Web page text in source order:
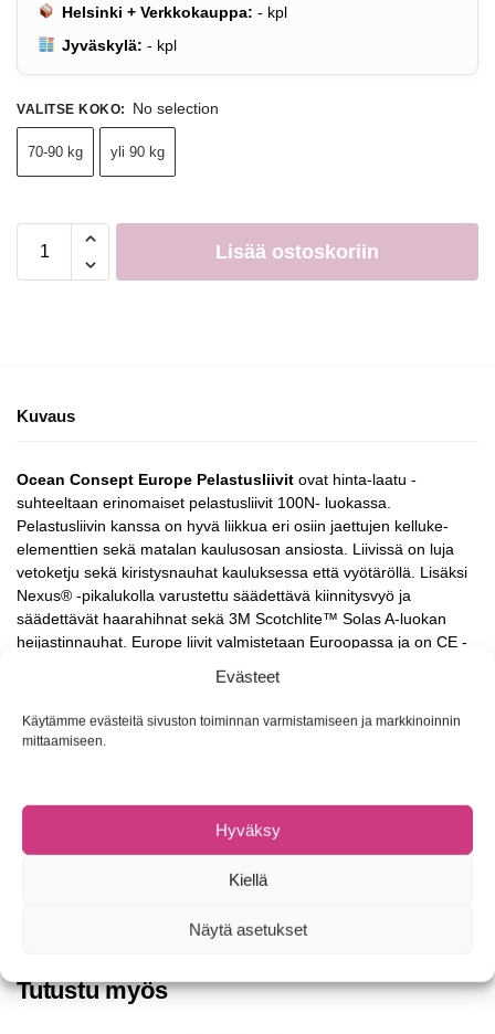
Evästeet
Käytämme evästeitä sivuston toiminnan varmistamiseen ja markkinoinnin
mittaamiseen.
Hyväksy
Kiellä
Näytä asetukset
Helsinki + Verkkokauppa: - kpl
Jyväskylä: - kpl
VALITSE KOKO: No selection
70-90 kg yli 90 kg
Lisää ostoskoriin
Kuvaus
Ocean Consept Europe Pelastusliivit ovat hinta-laatu -
suhteeltaan erinomaiset pelastusliivit 100N- luokassa.
Pelastusliivin kanssa on hyvä liikkua eri osiin jaettujen kelluke-
elementtien sekä matalan kaulusosan ansiosta. Liivissä on luja
vetoketju sekä kiristysnauhat kauluksessa että vyötäröllä. Lisäksi
Nexus® -pikalukolla varustettu säädettävä kiinnitysvyö ja
säädettävät haarahihnat sekä 3M Scotchlite™ Solas A-luokan
heijastinnauhat. Europe liivit valmistetaan Euroopassa ja on CE -
E90
Yli 90kg
Tuotetunnus (SKU): Ei saatavilla/-tietoa
Tuotemerkki:
Ocean Consept
Tutustu myös